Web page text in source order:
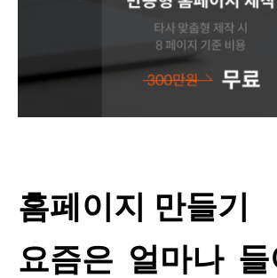
홈페이지 만들기
요즘은 얼마나 들